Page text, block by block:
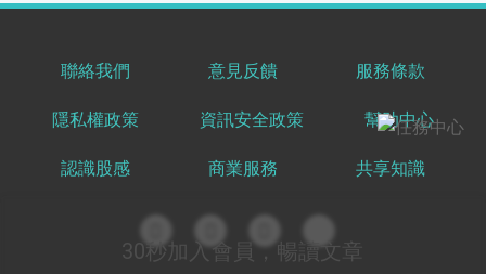
30秒加入會員，暢讀文章
聯絡我們 意見反饋 服務條款
隱私權政策 資訊安全政策 幫助中心
認識股感 商業服務 共享知識
出國就缺這咖？股